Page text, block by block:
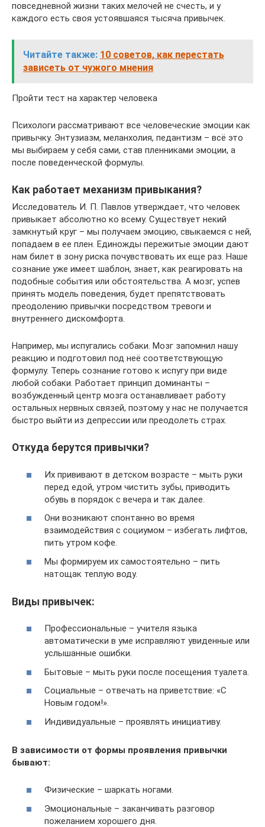
повседневной жизни таких мелочей не счесть, и у
каждого есть своя устоявшаяся тысяча привычек.
Читайте также: 10 советов, как перестать
зависеть от чужого мнения
Пройти тест на характер человека
Психологи рассматривают все человеческие эмоции как
привычку. Энтузиазм, меланхолия, педантизм – всё это
мы выбираем у себя сами, став пленниками эмоции, а
после поведенческой формулы.
Как работает механизм привыкания?
Исследователь И. П. Павлов утверждает, что человек
привыкает абсолютно ко всему. Существует некий
замкнутый круг – мы получаем эмоцию, свыкаемся с ней,
попадаем в ее плен. Единожды пережитые эмоции дают
нам билет в зону риска почувствовать их еще раз. Наше
сознание уже имеет шаблон, знает, как реагировать на
подобные события или обстоятельства. А мозг, успев
принять модель поведения, будет препятствовать
преодолению привычки посредством тревоги и
внутреннего дискомфорта.
Например, мы испугались собаки. Мозг запомнил нашу
реакцию и подготовил под неё соответствующую
формулу. Теперь сознание готово к испугу при виде
любой собаки. Работает принцип доминанты –
возбужденный центр мозга останавливает работу
остальных нервных связей, поэтому у нас не получается
быстро выйти из депрессии или преодолеть страх.
Откуда берутся привычки?
Их прививают в детском возрасте – мыть руки
перед едой, утром чистить зубы, приводить
обувь в порядок с вечера и так далее.
Они возникают спонтанно во время
взаимодействия с социумом – избегать лифтов,
пить утром кофе.
Мы формируем их самостоятельно – пить
натощак теплую воду.
Виды привычек:
Профессиональные – учителя языка
автоматически в уме исправляют увиденные или
услышанные ошибки.
Бытовые – мыть руки после посещения туалета.
Социальные – отвечать на приветствие: «С
Новым годом!».
Индивидуальные – проявлять инициативу.
В зависимости от формы проявления привычки
бывают:
Физические – шаркать ногами.
Эмоциональные – заканчивать разговор
пожеланием хорошего дня.